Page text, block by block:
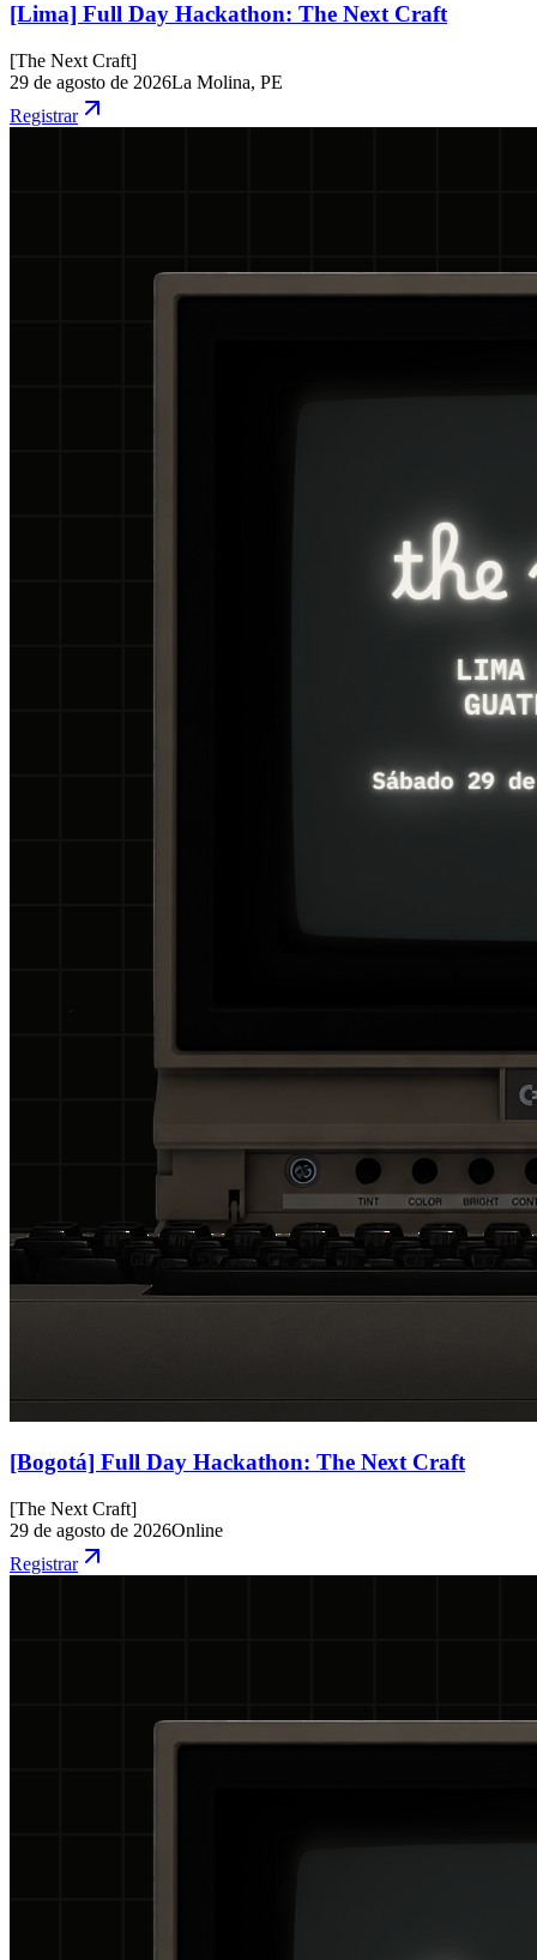
[Lima] Full Day Hackathon: The Next Craft
[The Next Craft]
29 de agosto de 2026La Molina, PE
Registrar
[Bogotá] Full Day Hackathon: The Next Craft
[The Next Craft]
29 de agosto de 2026Online
Registrar